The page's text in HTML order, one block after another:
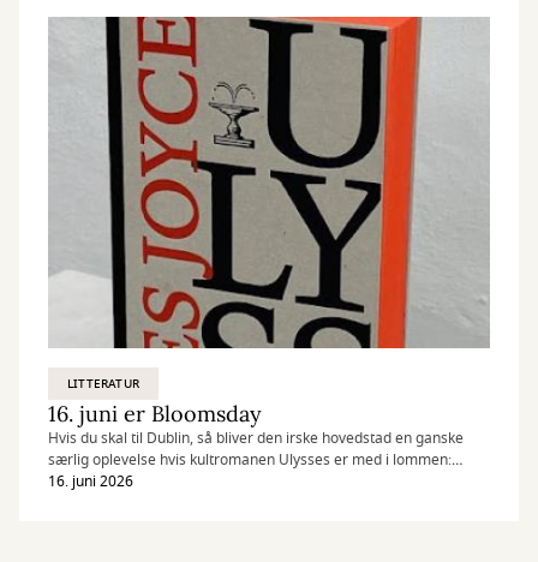
LITTERATUR
16. juni er Bloomsday
Hvis du skal til Dublin, så bliver den irske hovedstad en ganske
særlig oplevelse hvis kultromanen Ulysses er med i lommen:
Ulysses foregår i Dublin på én eneste dag: den 16. juni 1904.
16. juni 2026